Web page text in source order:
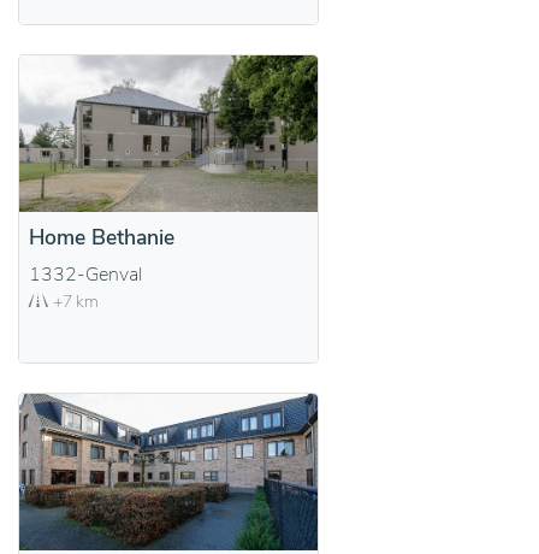
Home Bethanie
1332-Genval
+7 km